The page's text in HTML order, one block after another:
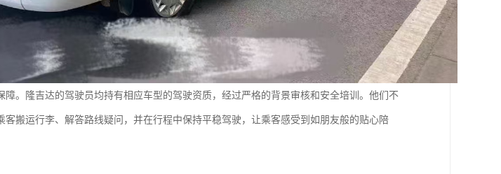
障。隆吉达的驾驶员均持有相应车型的驾驶资质，经过严格的背景审核和安全培训。他们不
搬运行李、解答路线疑问，并在行程中保持平稳驾驶，让乘客感受到如朋友般的贴心陪